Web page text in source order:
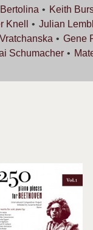
Bertolina Keith
Knell Julian
Gene
Schumacher